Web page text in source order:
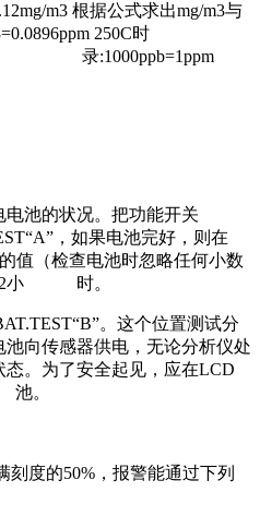
m3 根据公式求出mg/m3与
250C时
附 录:1000ppb=1ppm
池的状况。把功能开关
，如果电池完好，则在
值（检查电池时忽略任何小数
12小 时。
。这个位置测试分
向传感器供电，无论分析仪处
。为了安全起见，应在LCD
。
刻度的50%，报警能通过下列